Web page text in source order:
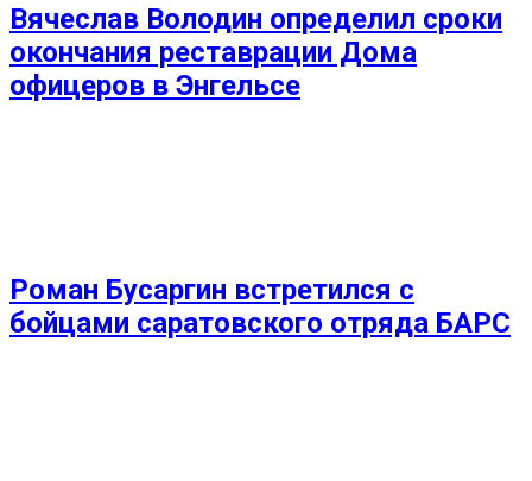
Вячеслав Володин определил сроки
окончания реставрации Дома
офицеров в Энгельсе
Роман Бусаргин встретился с
бойцами саратовского отряда БАРС